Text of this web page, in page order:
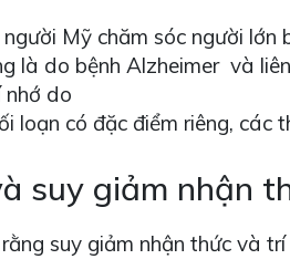
Mỹ chăm sóc người
là do bệnh Alzheimer và
nhớ do
loạn có đặc điểm riêng,
suy giảm nhận
suy giảm nhận thức và